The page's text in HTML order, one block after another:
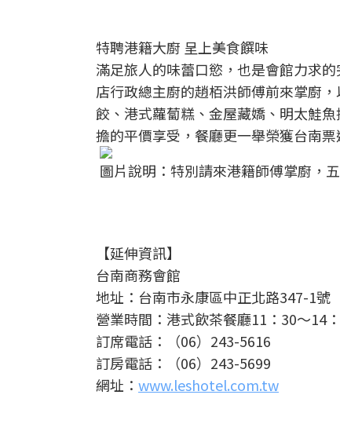
特聘港籍大廚 呈上美食饌味
滿足旅人的味蕾口慾，也是會館力求
店行政總主廚的趙栢洪師傅前來掌廚
餃、港式蘿蔔糕、金屋藏嬌、明太鮭
擔的平價享受，餐廳更一舉榮獲台南
圖片說明：特別請來港籍師傅掌廚，
【延伸資訊】
台南商務會館
地址：台南市永康區中正北路347-1號
營業時間：港式飲茶餐廳11：30～14
訂席電話：（06）243-5616
訂房電話：（06）243-5699
網址： www.leshotel.com.tw